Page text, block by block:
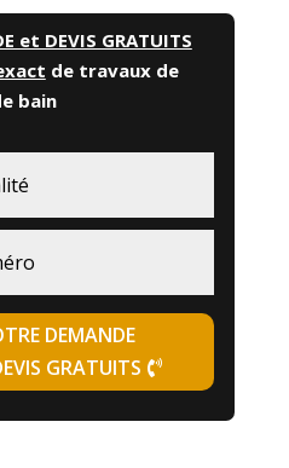
et DEVIS GRATUITS
de travaux de
bain
DEMANDE
GRATUITS